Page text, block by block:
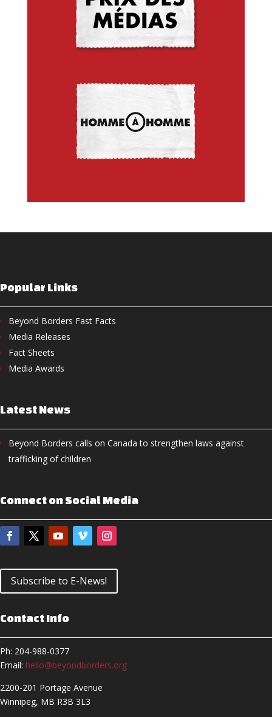
Popular Links
Beyond Borders Fast Facts
Media Releases
Fact Sheets
Media Awards
Latest News
Beyond Borders calls on Canada to strengthen laws against
trafficking of children
Connect on Social Media
Subscribe to E-News!
Contact Info
Ph: 204-988-0377
Email: hello@beyondborders.org
2200-201 Portage Avenue
Winnipeg, MB R3B 3L3